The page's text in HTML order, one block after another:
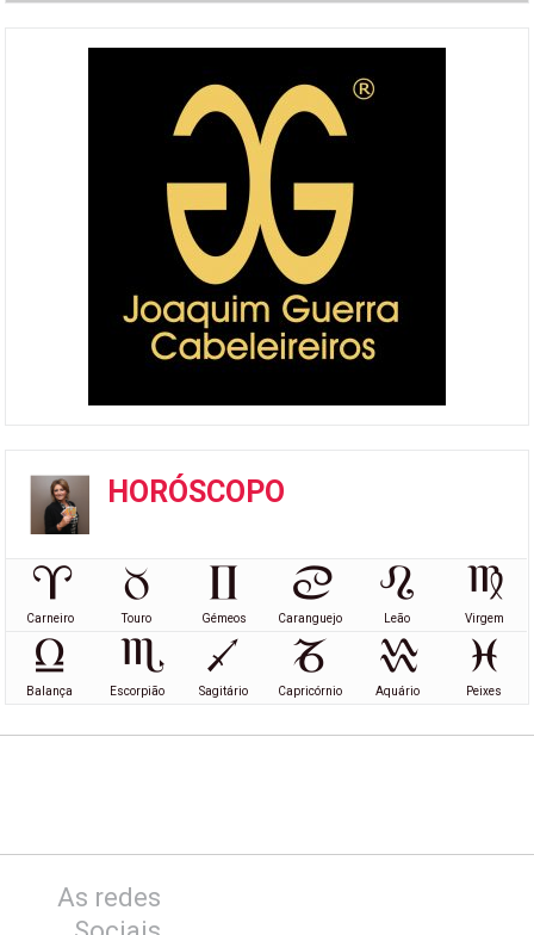
HORÓSCOPO
Carneiro Touro Gémeos Caranguejo Leão Virgem
Balança Escorpião Sagitário Capricórnio Aquário Peixes
As redes